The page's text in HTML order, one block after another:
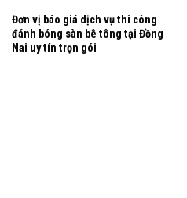
Đơn vị báo giá dịch vụ thi công
đánh bóng sàn bê tông tại Đồng
Nai uy tín trọn gói